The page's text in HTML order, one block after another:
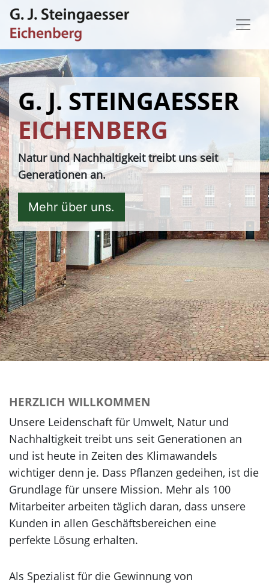
Skip
content
Steingaesser Eichenberg
Steingaesser – Eichenberg – Forstservice |
Miltenberg
G. J. STEINGAESSER
EICHENBERG
Natur und Nachhaltigkeit treibt uns seit
Generationen an.
Mehr über uns.
HERZLICH WILLKOMMEN
Unsere Leidenschaft für Umwelt, Natur und
Nachhaltigkeit treibt uns seit Generationen an
und ist heute in Zeiten des Klimawandels
wichtiger denn je. Dass Pflanzen gedeihen, ist die
Grundlage für unsere Mission. Mehr als 100
Mitarbeiter arbeiten täglich daran, dass unsere
Kunden in allen Geschäftsbereichen eine
perfekte Lösung erhalten.
Als Spezialist für die Gewinnung von